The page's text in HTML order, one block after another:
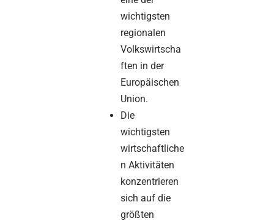
wichtigsten
regionalen
Volkswirtscha
ften in der
Europäischen
Union.
Die
wichtigsten
wirtschaftliche
n Aktivitäten
konzentrieren
sich auf die
größten